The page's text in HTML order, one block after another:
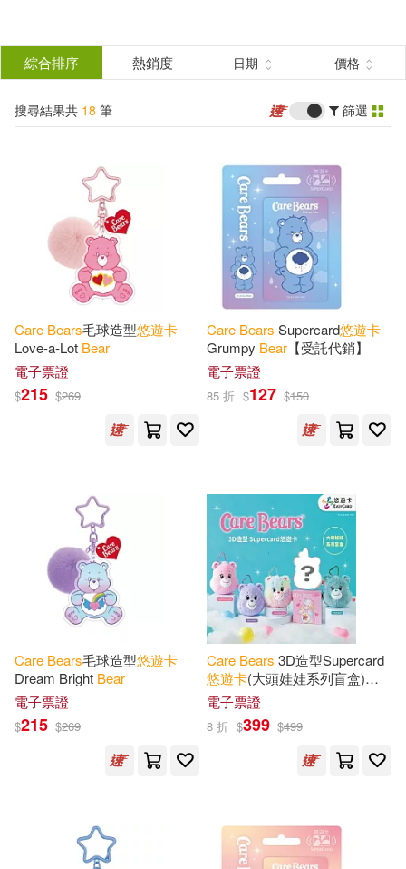
結
分類 (單選)
所有商品(18) 電子票證(18)
配送方式 (可複選)
可超商取貨(18)
其他
現在可購買商品(17)
綜合排序 熱銷度 日期 價格
搜尋結果共 18 筆 篩選
Care Bears毛球造型悠遊卡
Love-a-Lot Bear
電子票證
$215 $269
Care Bears Supercard悠遊卡
Grumpy Bear 【受託代銷】
電子票證
85 折 $127 $150
Care Bears毛球造型悠遊卡
Dream Bright Bear
電子票證
$215 $269
Care Bears 3D造型Supercard
悠遊卡(大頭娃娃系列盲盒)
【受託代銷】
電子票證
8 折 $399 $499